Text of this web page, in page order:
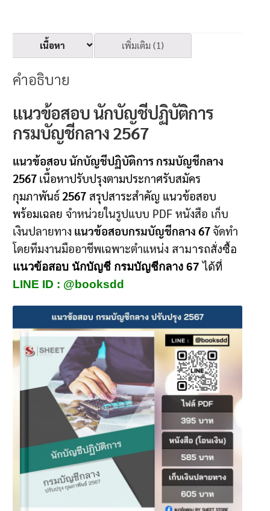
เนื้อหา เพิ่มเติม (1)
คำอธิบาย
แนวข้อสอบ นักบัญชีปฏิบัติการ
กรมบัญชีกลาง 2567
แนวข้อสอบ นักบัญชีปฏิบัติการ กรมบัญชีกลาง
2567 เนื้อหาปรับปรุงตามประกาศรับสมัคร
กุมภาพันธ์ 2567 สรุปสาระสำคัญ แนวข้อสอบ
พร้อมเฉลย จำหน่วยในรูปแบบ PDF หนังสือ เก็บ
เงินปลายทาง แนวข้อสอบกรมบัญชีกลาง67จัดทำ
โดยทีมงานมืออาชีพเฉพาะตำแหน่ง สามารถสั่งซื้อ
แนวข้อสอบ นักบัญชี กรมบัญชีกลาง 67 ได้ที่
LINE ID : @booksdd